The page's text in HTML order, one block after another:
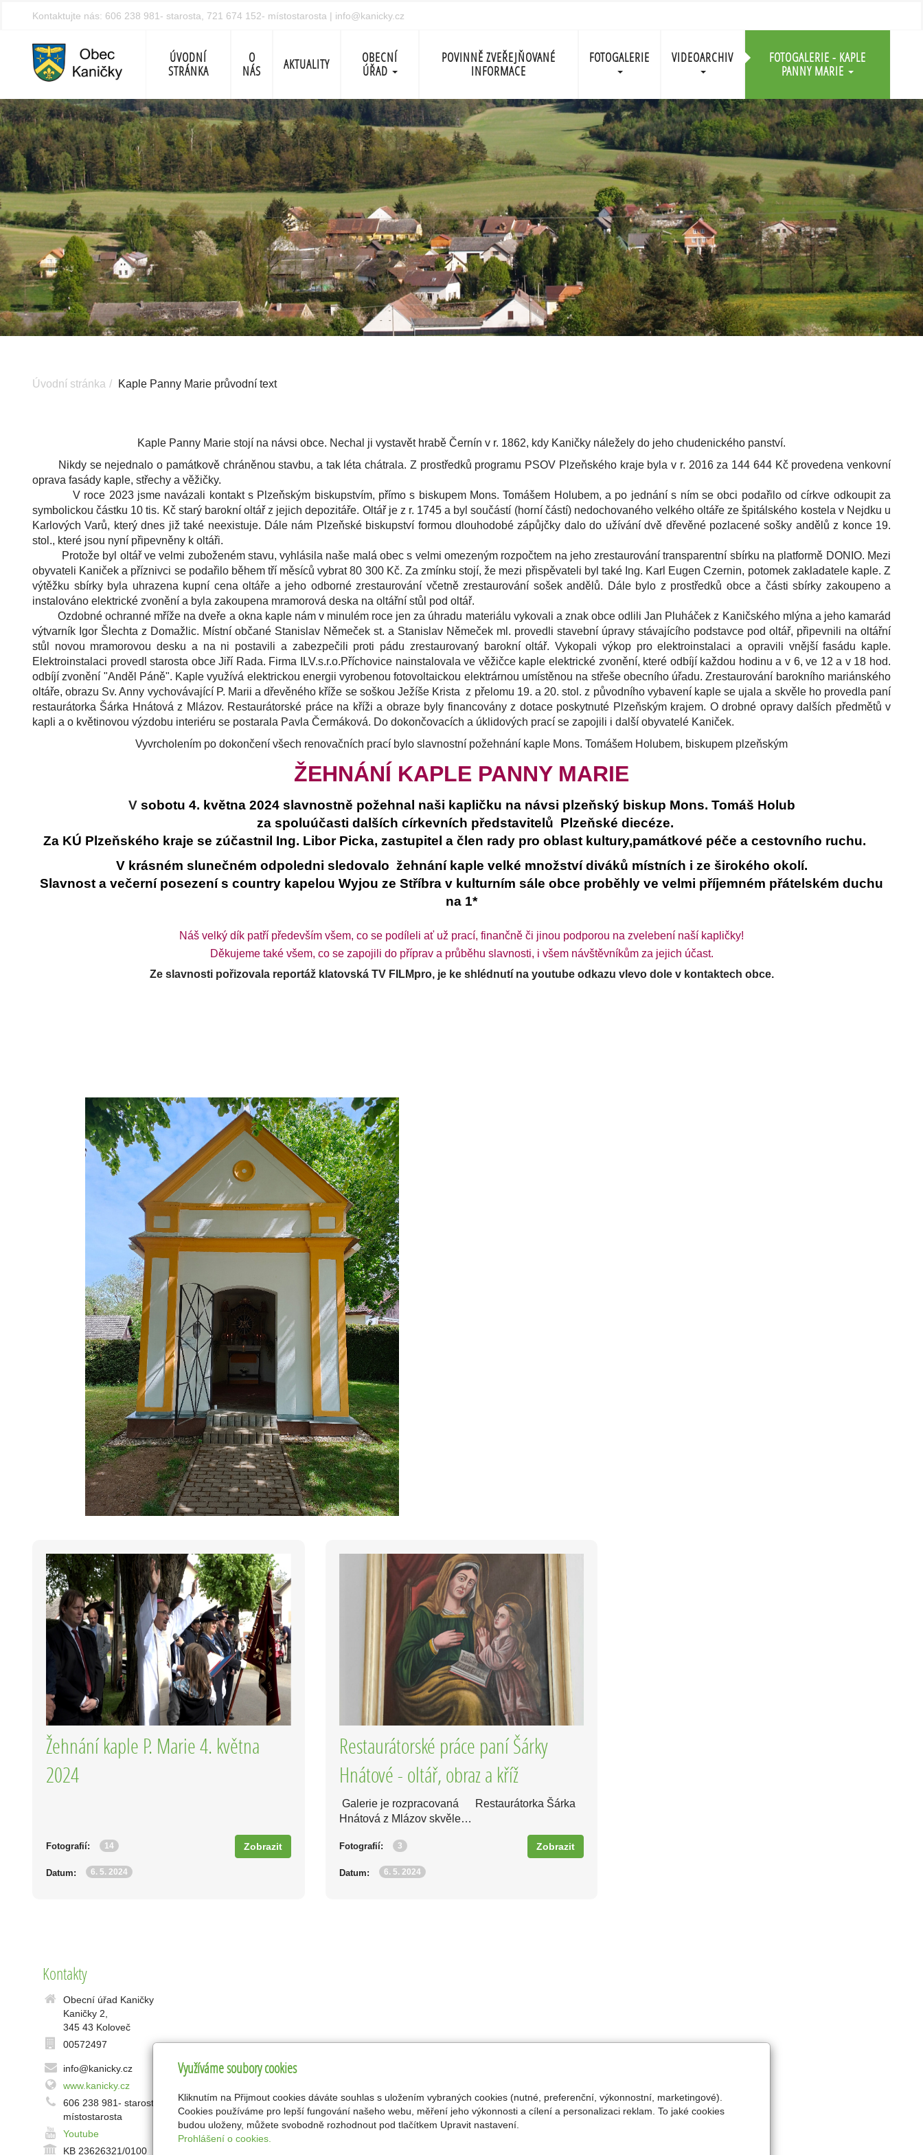
Kontaktujte nás: 606 238 981- starosta, 721 674 152- místostarosta | info@kanicky.cz
ÚVODNÍ
STRÁNKA
O
NÁS
AKTUALITY
OBECNÍ
ÚŘAD
POVINNĚ ZVEŘEJŇOVANÉ
INFORMACE
FOTOGALERIE VIDEOARCHIV
FOTOGALERIE - KAPLE
PANNY MARIE
Úvodní stránka Kaple Panny Marie průvodní text
Kaple Panny Marie stojí na návsi obce. Nechal ji vystavět hrabě Černín v r. 1862, kdy Kaničky náležely do jeho chudenického panství.
Nikdy se nejednalo o památkově chráněnou stavbu, a tak léta chátrala. Z prostředků programu PSOV Plzeňského kraje byla v r. 2016 za 144 644 Kč provedena venkovní
oprava fasády kaple, střechy a věžičky.
V roce 2023 jsme navázali kontakt s Plzeňským biskupstvím, přímo s biskupem Mons. Tomášem Holubem, a po jednání s ním se obci podařilo od církve odkoupit za
symbolickou částku 10 tis. Kč starý barokní oltář z jejich depozitáře. Oltář je z r. 1745 a byl součástí (horní částí) nedochovaného velkého oltáře ze špitálského kostela v Nejdku u
Karlových Varů, který dnes již také neexistuje. Dále nám Plzeňské biskupství formou dlouhodobé zápůjčky dalo do užívání dvě dřevěné pozlacené sošky andělů z konce 19.
stol., které jsou nyní připevněny k oltáři.
Protože byl oltář ve velmi zuboženém stavu, vyhlásila naše malá obec s velmi omezeným rozpočtem na jeho zrestaurování transparentní sbírku na platformě DONIO. Mezi
obyvateli Kaniček a příznivci se podařilo během tří měsíců vybrat 80 300 Kč. Za zmínku stojí, že mezi přispěvateli byl také Ing. Karl Eugen Czernin, potomek zakladatele kaple. Z
výtěžku sbírky byla uhrazena kupní cena oltáře a jeho odborné zrestaurování včetně zrestaurování sošek andělů. Dále bylo z prostředků obce a části sbírky zakoupeno a
instalováno elektrické zvonění a byla zakoupena mramorová deska na oltářní stůl pod oltář.
Ozdobné ochranné mříže na dveře a okna kaple nám v minulém roce jen za úhradu materiálu vykovali a znak obce odlili Jan Pluháček z Kaničského mlýna a jeho kamarád
výtvarník Igor Šlechta z Domažlic. Místní občané Stanislav Němeček st. a Stanislav Němeček ml. provedli stavební úpravy stávajícího podstavce pod oltář, připevnili na oltářní
stůl novou mramorovou desku a na ni postavili a zabezpečili proti pádu zrestaurovaný barokní oltář. Vykopali výkop pro elektroinstalaci a opravili vnější fasádu kaple.
Elektroinstalaci provedl starosta obce Jiří Rada. Firma ILV.s.r.o.Příchovice nainstalovala ve věžičce kaple elektrické zvonění, které odbíjí každou hodinu a v 6, ve 12 a v 18 hod.
odbíjí zvonění "Anděl Páně". Kaple využívá elektrickou energii vyrobenou fotovoltaickou elektrárnou umístěnou na střeše obecního úřadu. Zrestaurování barokního mariánského
oltáře, obrazu Sv. Anny vychovávající P. Marii a dřevěného kříže se soškou Ježíše Krista z přelomu 19. a 20. stol. z původního vybavení kaple se ujala a skvěle ho provedla paní
restaurátorka Šárka Hnátová z Mlázov. Restaurátorské práce na kříži a obraze byly financovány z dotace poskytnuté Plzeňským krajem. O drobné opravy dalších předmětů v
kapli a o květinovou výzdobu interiéru se postarala Pavla Čermáková. Do dokončovacích a úklidových prací se zapojili i další obyvatelé Kaniček.
Vyvrcholením po dokončení všech renovačních prací bylo slavnostní požehnání kaple Mons. Tomášem Holubem, biskupem plzeňským
ŽEHNÁNÍ KAPLE PANNY MARIE
Vsobotu 4. května 2024 slavnostně požehnal naši kapličku na návsi plzeňský biskup Mons. Tomáš Holub
za spoluúčasti dalších církevních představitelů Plzeňské diecéze.
Za KÚ Plzeňského kraje se zúčastnil Ing. Libor Picka, zastupitel a člen rady pro oblast kultury,památkové péče a cestovního ruchu.
V krásném slunečném odpoledni sledovalo žehnání kaple velké množství diváků místních i ze širokého okolí.
Slavnost a večerní posezení s country kapelou Wyjou ze Stříbra v kulturním sále obce proběhly ve velmi příjemném přátelském duchu
na 1*
Náš velký dík patří především všem, co se podíleli ať už prací, finančně či jinou podporou na zvelebení naší kapličky!
Děkujeme také všem, co se zapojili do příprav a průběhu slavnosti, i všem návštěvníkům za jejich účast.
Ze slavnosti pořizovala reportáž klatovská TV FILMpro, je ke shlédnutí na youtube odkazu vlevo dole v kontaktech obce.
Žehnání kaple P. Marie 4. května
2024
Fotografií: 14
Datum: 6. 5. 2024
Zobrazit
Restaurátorské práce paní Šárky
Hnátové - oltář, obraz a kříž
Galerie je rozpracovaná Restaurátorka Šárka
Hnátová z Mlázov skvěle…
Fotografií: 3
Datum: 6. 5. 2024
Zobrazit
Kontakty
Obecní úřad Kaničky
Kaničky 2,
345 43 Koloveč
00572497
info@kanicky.cz
www.kanicky.cz
606 238 981- starosta, 721 674 152-
místostarosta
Youtube
KB 23626321/0100
Využíváme soubory cookies
Kliknutím na Přijmout cookies dáváte souhlas s uložením vybraných cookies (nutné, preferenční, výkonnostní, marketingové).
Cookies používáme pro lepší fungování našeho webu, měření jeho výkonnosti a cílení a personalizaci reklam. To jaké cookies
budou uloženy, můžete svobodně rozhodnout pod tlačítkem Upravit nastavení.
Prohlášení o cookies.